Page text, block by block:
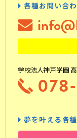
各種お問い合
学校法人神戸学園
夢を叶える各